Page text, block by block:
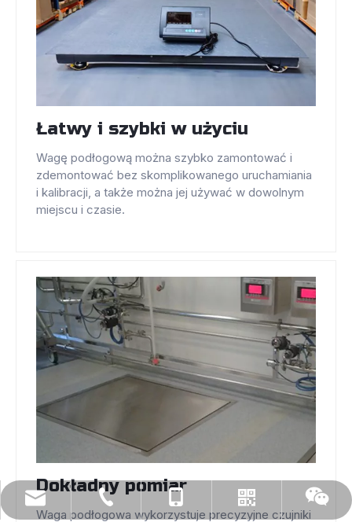
Łatwy i szybki w użyciu
Wagę podłogową można szybko zamontować i
zdemontować bez skomplikowanego uruchamiania
i kalibracji, a także można jej używać w dowolnym
miejscu i czasie.
Dokładny pomiar
Waga podłogowa wykorzystuje precyzyjne czujniki
sales@chinahener.com
86-519-86255726
13776877830
Whatsapp
Wechat